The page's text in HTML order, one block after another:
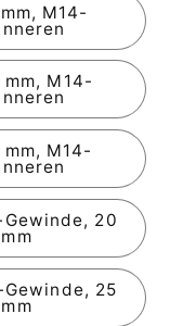
M14-
M14-
M14-
20
25